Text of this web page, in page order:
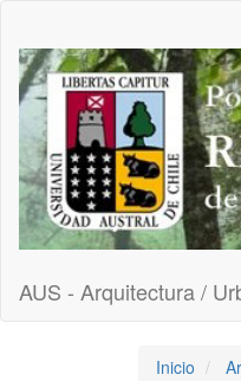
Contenido
principal
Barra
lateral
AUS - Arquitectura /
Inicio